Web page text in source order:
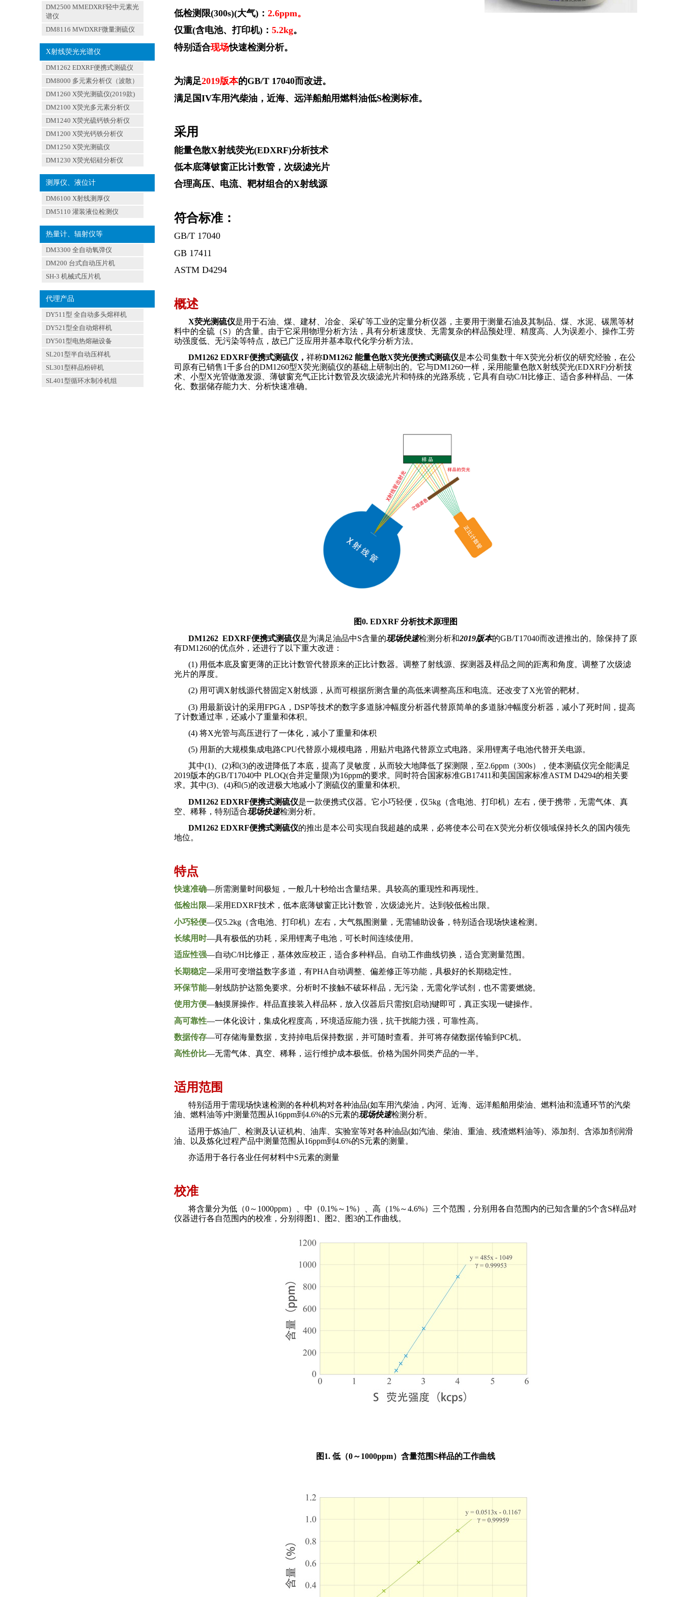
DM2500 MMEDXRF轻中元素光
谱仪
DM8116 MWDXRF微量测硫仪
X射线荧光光谱仪
DM1262 EDXRF便携式测硫仪
DM8000 多元素分析仪（波散）
DM1260 X荧光测硫仪(2019款)
DM2100 X荧光多元素分析仪
DM1240 X荧光硫钙铁分析仪
DM1200 X荧光钙铁分析仪
DM1250 X荧光测硫仪
DM1230 X荧光铝硅分析仪
测厚仪、液位计
DM6100 X射线测厚仪
DM5110 灌装液位检测仪
热量计、辐射仪等
DM3300 全自动氧弹仪
DM200 台式自动压片机
SH-3 机械式压片机
代理产品
DY511型 全自动多头熔样机
DY521型全自动熔样机
DY501型电热熔融设备
SL201型半自动压样机
SL301型样品粉碎机
SL401型循环水制冷机组
低检测限(300s)(大气) ： 2.6ppm。
仅重(含电池、打印机) ： 5.2kg。
特别适合现场快速检测分析。
为满足2019版本的GB/T 17040而改进。
满足国IV车用汽柴油，近海、远洋船舶用燃料油低S检测标准。
采用
能量色散X射线荧光(EDXRF)分析技术
低本底薄铍窗正比计数管，次级滤光片
合理高压、电流、靶材组合的X射线源
符合标准：
GB/T 17040
GB 17411
ASTM D4294
概述
X荧光测硫仪是用于石油、煤、建材、冶金、采矿等工业的定量分析仪器，主要用于测量石油及其制品、煤、水泥、碳黑等材
料中的全硫（S）的含量。由于它采用物理分析方法，具有分析速度快、无需复杂的样品预处理、精度高、人为误差小、操作工劳
动强度低、无污染等特点，故已广泛应用并基本取代化学分析方法。
DM1262 EDXRF便携式测硫仪， 祥称DM1262 能量色散X荧光便携式测硫仪是本公司集数十年X荧光分析仪的研究经验，在公
司原有已销售1千多台的DM1260型X荧光测硫仪的基础上研制出的。它与DM1260一样，采用能量色散X射线荧光(EDXRF)分析技
术、小型X光管做激发源、薄铍窗充气正比计数管及次级滤光片和特殊的光路系统，它具有自动C/H比修正、适合多种样品、一体
化、数据储存能力大、分析快速准确。
图0. EDXRF 分析技术原理图
DM1262 EDXRF便携式测硫仪是为满足油品中S含量的现场快速检测分析和2019版本的GB/T17040而改进推出的。除保持了原
有DM1260的优点外，还进行了以下重大改进：
(1) 用低本底及窗更薄的正比计数管代替原来的正比计数器。调整了射线源、探测器及样品之间的距离和角度。调整了次级滤
光片的厚度。
(2) 用可调X射线源代替固定X射线源，从而可根据所测含量的高低来调整高压和电流。还改变了X光管的靶材。
(3) 用最新设计的采用FPGA ， DSP等技术的数字多道脉冲幅度分析器代替原简单的多道脉冲幅度分析器，减小了死时间，提高
了计数通过率，还减小了重量和体积。
(4) 将X光管与高压进行了一体化，减小了重量和体积
(5) 用新的大规模集成电路CPU代替原小规模电路，用贴片电路代替原立式电路。采用锂离子电池代替开关电源。
其中(1)、 (2)和(3)的改进降低了本底，提高了灵敏度，从而较大地降低了探测限，至2.6ppm （300s），使本测硫仪完全能满足
2019版本的GB/T17040中 PLOQ(合并定量限)为16ppm的要求。同时符合国家标准GB17411和美国国家标准ASTM D4294的相关要
求。其中(3)、 (4)和(5)的改进极大地减小了测硫仪的重量和体积。
DM1262 EDXRF便携式测硫仪是一款便携式仪器。它小巧轻便，仅5kg （含电池、打印机）左右，便于携带，无需气体、真
空、稀释，特别适合现场快速检测分析。
DM1262 EDXRF便携式测硫仪的推出是本公司实现自我超越的成果，必将使本公司在X荧光分析仪领域保持长久的国内领先
地位。
特点
快速准确––所需测量时间极短，一般几十秒给出含量结果。具较高的重现性和再现性。
低检出限––采用EDXRF技术，低本底薄铍窗正比计数管，次级滤光片。达到较低检出限。
小巧轻便––仅5.2kg （含电池、打印机）左右，大气氛围测量，无需辅助设备，特别适合现场快速检测。
长续用时––具有极低的功耗，采用锂离子电池，可长时间连续使用。
适应性强––自动C/H比修正，基体效应校正，适合多种样品。自动工作曲线切换，适合宽测量范围 。
长期稳定––采用可变增益数字多道，有PHA 自动调整、偏差修正等功能 ， 具极好的长期稳定性。
环保节能––射线防护达豁免要求。分析时不接触不破坏样品，无污染，无需化学试剂，也不需要燃烧。
使用方便––触摸屏操作。样品直接装入样品杯，放入仪器后只需按[启动]键即可，真正实现一键操作。
高可靠性––一体化设计，集成化程度高，环境适应能力强，抗干扰能力强，可靠性高。
数据传存––可存储海量数据，支持掉电后保持数据，并可随时查看。并可将存储数据传输到 PC机。
高性价比––无需气体、真空、稀释，运行维护成本极低。价格为国外同类产品的一半。
适用范围
特别适用于需现场快速检测的各种机构对各种油品(如车用汽柴油，内河、近海、远洋船舶用柴油、燃料油和流通环节的汽柴
油、燃料油等)中测量范围从16ppm到4.6%的S元素的现场快速检测分析。
适用于炼油厂、检测及认证机构、油库、实验室等对各种油品(如汽油、柴油、重油、残渣燃料油等) 、添加剂、含添加剂润滑
油、以及炼化过程产品中测量范围从16ppm到 4.6%的S元素的测量。
亦适用于各行各业任何材料中S元素的测量
校准
将含量分为低（0～ 1000ppm）、中（0.1%～ 1%）、高（1%～4.6%）三个范围，分别用各自范围内的已知含量的5个含S样品对
仪器进行各自范围内的校准，分别得图1 、图2 、图3的工作曲线。
图1. 低 （0～1000ppm） 含量范围S样品的工作曲线